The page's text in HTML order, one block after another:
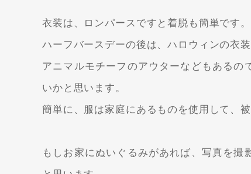
衣装は、ロンパースですと着脱も簡単です。
ハーフバースデーの後は、ハロウィンの衣
アニマルモチーフのアウターなどもあるの
いかと思います。
簡単に、服は家庭にあるものを使用して、
もしお家にぬいぐるみがあれば、写真を